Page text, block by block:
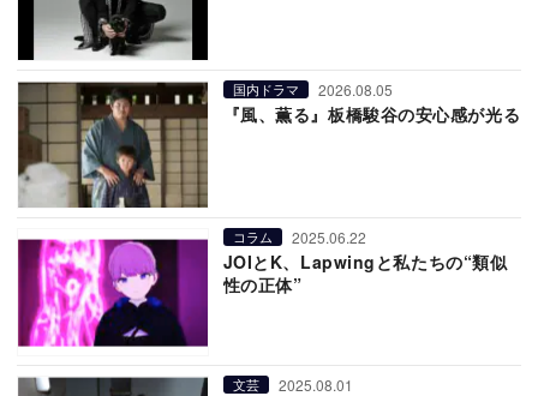
国内ドラマ 2026.08.05
『風、薫る』板橋駿谷の安心感が光る
コラム 2025.06.22
JOIとK、Lapwingと私たちの“類似
性の正体”
文芸 2025.08.01